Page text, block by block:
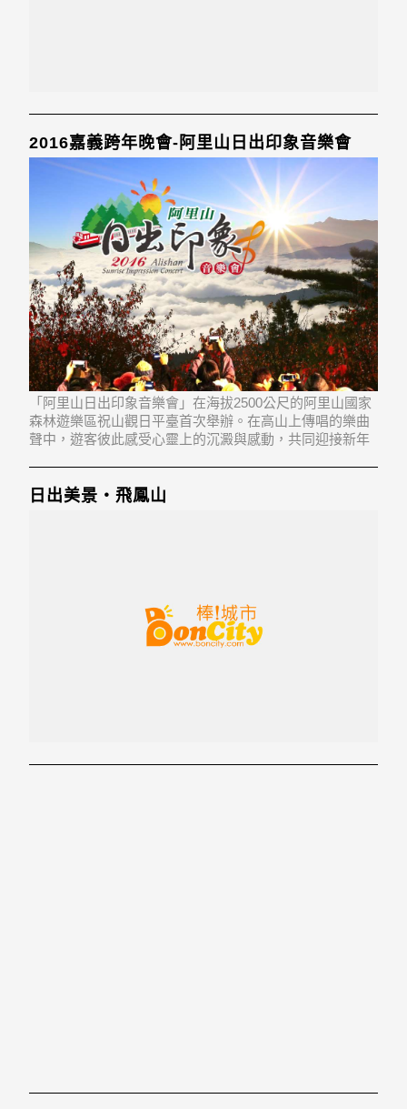
2016嘉義跨年晚會-阿里山日出印象音樂會
「阿里山日出印象音樂會」在海拔2500公尺的阿里山國家
森林遊樂區祝山觀日平臺首次舉辦。在高山上傳唱的樂曲
聲中，遊客彼此感受心靈上的沉澱與感動，共同迎接新年
日出美景‧飛鳳山